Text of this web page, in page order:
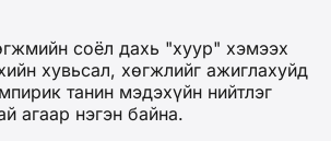
соёл дахь "хуур" хэмээх
хувьсал, хөгжлийг ажиглахуйд
танин мэдэхүйн нийтлэг
агаар нэгэн байна.